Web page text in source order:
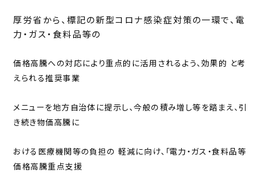
厚労省から、標記の新型コロナ感染症対策の一環で、電
力・ガス・食料品等の
価格高騰への対応により重点的に活用されるよう、効果的 と考
えられる推奨事業
メニューを地方自治体に提示し、今般の積み増し等を踏まえ、引
き続き物価高騰に
おける医療機関等の負担の 軽減に向け、「電力・ガス・食料品等
価格高騰重点支援